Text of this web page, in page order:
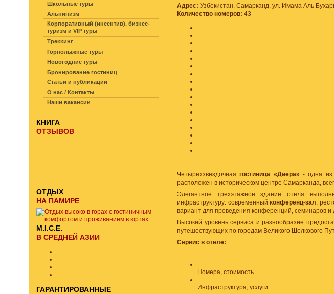
Адрес: Узбекистан, Самарканд, ул. Имама Аль
Количество номеров: 43
Четырехзвездочнаягостиница «Диёра» - одна из
расположен в историческом центре Самарканда,
Элегантное трехэтажное здание отеля
инфраструктуру: современныйконференц-зал,
вариант для проведения конференций, семинаров и
Высокий уровень сервиса и разнообразие
путешествующих по городам Великого Шелкового
Сервис в отеле:
Номера, стоимость
Инфраструктура, услуги
Школьные туры
Альпинизм
Корпоративный (инсентив), бизнес-
туризм и VIP туры
Треккинг
Горнолыжные туры
Новогодние туры
Бронирование гостиниц
Статьи и публикации
О нас / Контакты
Наши вакансии
КНИГА
ОТЗЫВОВ
ОТДЫХ
НА ПАМИРЕ
M.I.C.E.
В СРЕДНЕЙ АЗИИ
ГАРАНТИРОВАННЫЕ